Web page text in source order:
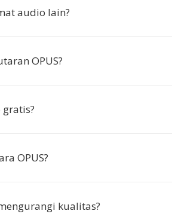
audio lain?
OPUS?
gratis?
OPUS?
kualitas?